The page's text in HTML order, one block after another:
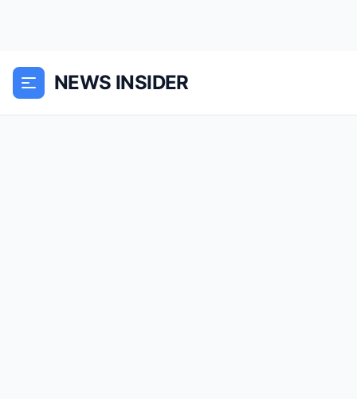
NEWS INSIDER